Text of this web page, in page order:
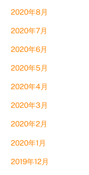
2020年8月
2020年7月
2020年6月
2020年5月
2020年4月
2020年3月
2020年2月
2020年1月
2019年12月